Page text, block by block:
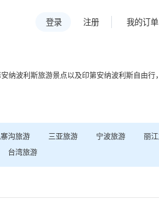
登录 注册 我的订单
纳波利斯旅游景点以及印第安纳波利斯自由行
沟旅游 三亚旅游 宁波旅游 丽江
台湾旅游